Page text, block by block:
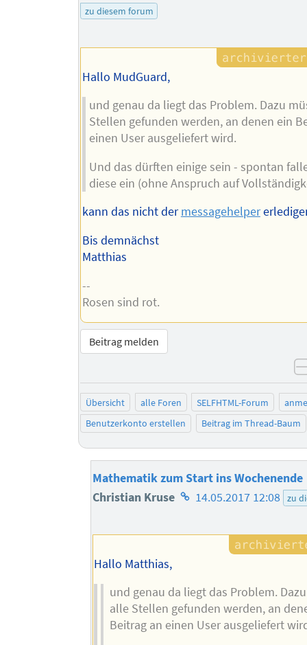
zu diesem forum
Hallo MudGuard,
und genau da liegt das Problem. Dazu
Stellen gefunden werden, an denen ein
einen User ausgeliefert wird.
Und das dürften einige sein - spontan
diese ein (ohne Anspruch auf
kann das nicht dermessagehelper
Bis demnächst
Matthias
--
Rosen sind rot.
Beitrag melden
Übersicht alle Foren SELFHTML-Forum
Benutzerkonto erstellen
Beitrag im Thread-Baum
Mathematik zum Start ins Wochenende
Christian Kruse Homepage
Autors
14.05.2017 12:08 zu
Hallo Matthias,
und genau da liegt das Problem.
alle Stellen gefunden werden, an
Beitrag an einen User ausgeliefert